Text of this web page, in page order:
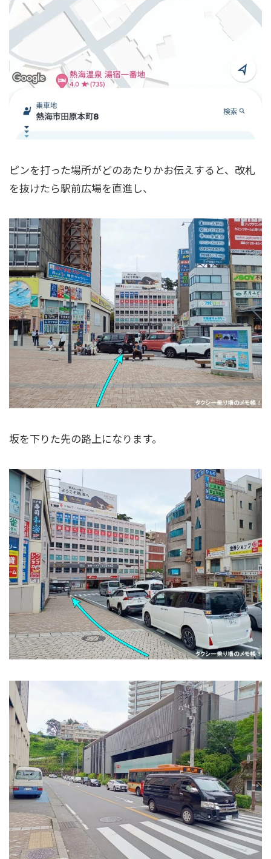
ピンを打った場所がどのあたりかお伝えすると、改札
を抜けたら駅前広場を直進し、
坂を下りた先の路上になります。